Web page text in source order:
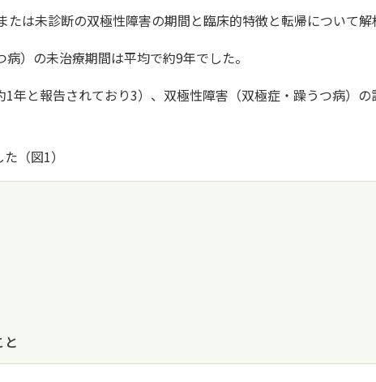
は未診断の双極性障害の期間と臨床的特徴と転帰について解
）の未治療期間は平均で約9年でした。
年と報告されており3）、双極性障害（双極症・躁うつ病）
（図1）